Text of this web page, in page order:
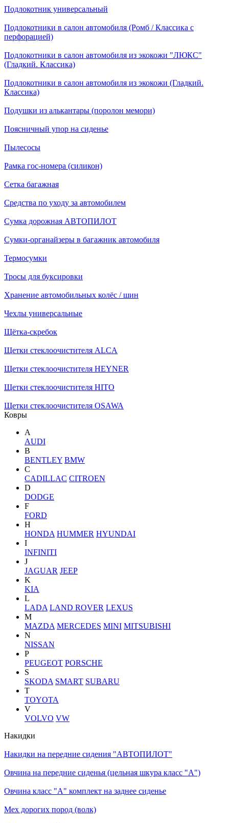
Подлокотник универсальный
Подлокотники в салон автомобиля (Ромб / Классика с
перфорацией)
Подлокотники в салон автомобиля из экокожи "ЛЮКС"
(Гладкий. Классика)
Подлокотники в салон автомобиля из экокожи (Гладкий.
Классика)
Подушки из алькантары (поролон мемори)
Поясничный упор на сиденье
Пылесосы
Рамка гос-номера (силикон)
Сетка багажная
Средства по уходу за автомобилем
Сумка дорожная АВТОПИЛОТ
Сумки-органайзеры в багажник автомобиля
Термосумки
Тросы для буксировки
Хранение автомобильных колёс / шин
Чехлы универсальные
Щётка-скребок
Щетки стеклоочистителя ALCA
Щетки стеклоочистителя HEYNER
Щетки стеклоочистителя HITO
Щетки стеклоочистителя OSAWA
Ковры
A
AUDI
B
BENTLEY BMW
C
CADILLAC CITROEN
D
DODGE
F
FORD
H
HONDA HUMMER HYUNDAI
I
INFINITI
J
JAGUAR JEEP
K
KIA
L
LADA LAND ROVER LEXUS
M
MAZDA MERCEDES MINI MITSUBISHI
N
NISSAN
P
PEUGEOT PORSCHE
S
SKODA SMART SUBARU
T
TOYOTA
V
VOLVO VW
Накидки
Накидки на передние сидения "АВТОПИЛОТ"
Овчина на передние сиденья (цельная шкура класс "А")
Овчина класс "А" комплект на заднее сиденье
Мех дорогих пород (волк)